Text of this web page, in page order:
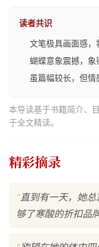
读者共识
文笔极具画面感，
蝴蝶意象震撼，象
虽篇幅较长，但
本导读基于书籍简介、
于全文精读。
精彩摘录
"直到有一天，她
够了寒酸的折扣品